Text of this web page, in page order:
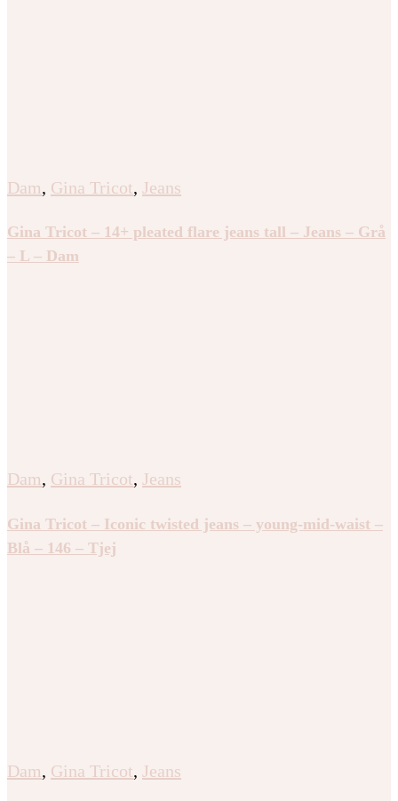
Dam, Gina Tricot, Jeans
Gina Tricot – 14+ pleated flare jeans tall – Jeans – Grå
– L – Dam
Dam, Gina Tricot, Jeans
Gina Tricot – Iconic twisted jeans – young-mid-waist –
Blå – 146 – Tjej
Dam, Gina Tricot, Jeans